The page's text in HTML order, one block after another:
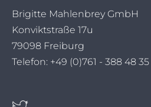
Brigitte Mahlenbrey GmbH
Konviktstraße 17u
79098 Freiburg
Telefon: +49 (0)761 - 388 48 35